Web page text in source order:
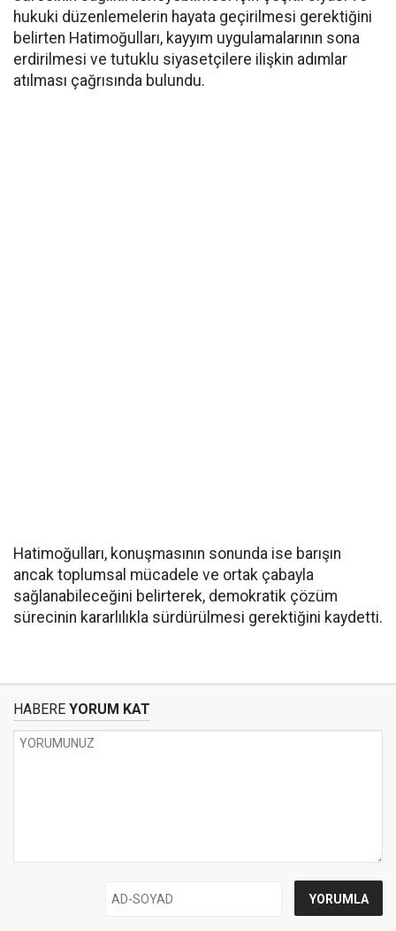
hukuki düzenlemelerin hayata geçirilmesi gerektiğini
belirten Hatimoğulları, kayyım uygulamalarının sona
erdirilmesi ve tutuklu siyasetçilere ilişkin adımlar
atılması çağrısında bulundu.
Hatimoğulları, konuşmasının sonunda ise barışın
ancak toplumsal mücadele ve ortak çabayla
sağlanabileceğini belirterek, demokratik çözüm
sürecinin kararlılıkla sürdürülmesi gerektiğini kaydetti.
HABERE YORUM KAT